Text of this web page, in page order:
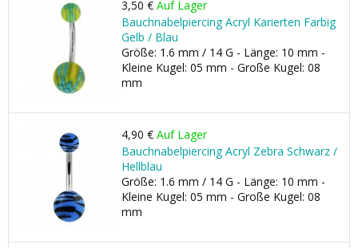
3,50 € Auf Lager
Bauchnabelpiercing Acryl Karierten Farbig
Gelb / Blau
Größe: 1.6 mm / 14 G - Länge: 10 mm -
Kleine Kugel: 05 mm - Große Kugel: 08
mm
4,90 € Auf Lager
Bauchnabelpiercing Acryl Zebra Schwarz /
Hellblau
Größe: 1.6 mm / 14 G - Länge: 10 mm -
Kleine Kugel: 05 mm - Große Kugel: 08
mm